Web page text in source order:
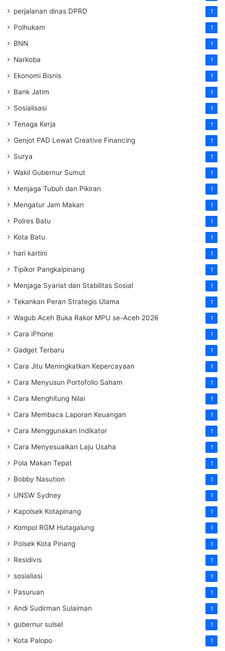
perjalanan dinas DPRD 1
Polhukam 1
BNN 1
Narkoba 1
Ekonomi Bisnis 1
Bank Jatim 1
Sosialisasi 1
Tenaga Kerja 1
Genjot PAD Lewat Creative Financing 1
Surya 1
Wakil Gubernur Sumut 1
Menjaga Tubuh dan Pikiran 1
Mengatur Jam Makan 1
Polres Batu 1
Kota Batu 1
hari kartini 1
Tipikor Pangkalpinang 1
Menjaga Syariat dan Stabilitas Sosial 1
Tekankan Peran Strategis Ulama 1
Wagub Aceh Buka Rakor MPU se-Aceh 2026 1
Cara iPhone 1
Gadget Terbaru 1
Cara Jitu Meningkatkan Kepercayaan 1
Cara Menyusun Portofolio Saham 1
Cara Menghitung Nilai 1
Cara Membaca Laporan Keuangan 1
Cara Menggunakan Indikator 1
Cara Menyesuaikan Laju Usaha 1
Pola Makan Tepat 1
Bobby Nasution 1
UNSW Sydney 1
Kapolsek Kotapinang 1
Kompol RGM Hutagalung 1
Polsek Kota Pinang 1
Residivis 1
sosialiasi 1
Pasuruan 1
Andi Sudirman Sulaiman 1
gubernur sulsel 1
Kota Palopo 1